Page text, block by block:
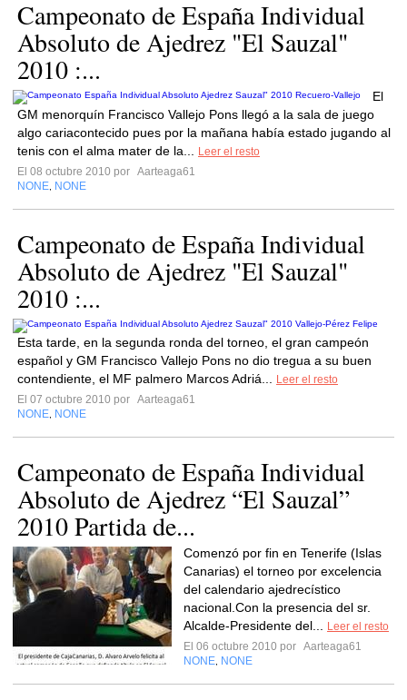
Campeonato de España Individual
Absoluto de Ajedrez "El Sauzal"
2010 :...
El
GM menorquín Francisco Vallejo Pons llegó a la sala de juego
algo cariacontecido pues por la mañana había estado jugando al
tenis con el alma mater de la...
Leer el resto
El 08 octubre 2010 por Aarteaga61
NONE NONE
Campeonato de España Individual
Absoluto de Ajedrez "El Sauzal"
2010 :...
Esta tarde, en la segunda ronda del torneo, el gran campeón
español y GM Francisco Vallejo Pons no dio tregua a su buen
contendiente, el MF palmero Marcos Adriá...
Leer el resto
El 07 octubre 2010 por Aarteaga61
NONE NONE
Campeonato de España Individual
Absoluto de Ajedrez “El Sauzal”
2010 Partida de...
Comenzó por fin en Tenerife (Islas
Canarias) el torneo por excelencia
del calendario ajedrecístico
nacional.Con la presencia del sr.
Alcalde-Presidente del...
Leer el resto
El 06 octubre 2010 por Aarteaga61
NONE NONE